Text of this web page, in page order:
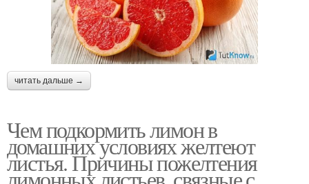
читать дальше →
Чем подкормить лимон в
домашних условиях желтеют
листья. Причины пожелтения